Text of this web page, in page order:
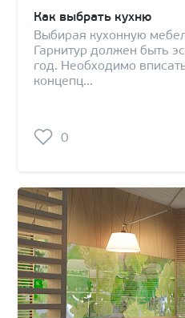
Как выбрать кухню
Выбирая кухонную
Гарнитур должен быть
год. Необходимо
концепц…
0